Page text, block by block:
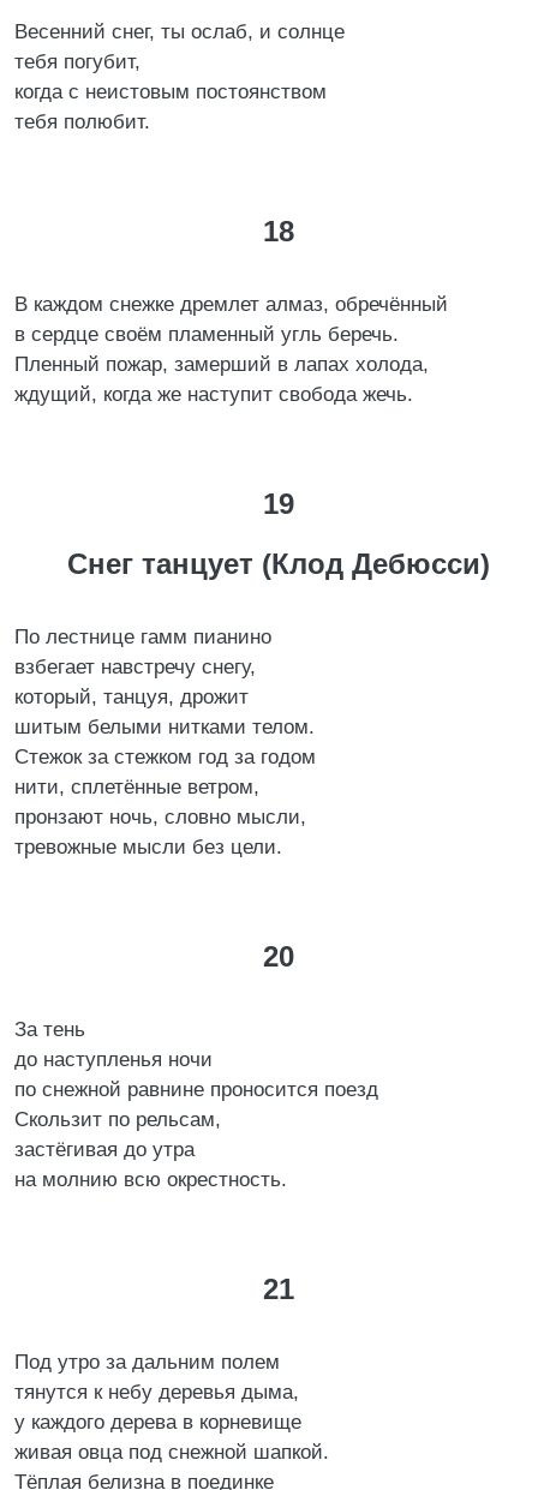
Весенний снег, ты ослаб, и солнце
тебя погубит,
когда с неистовым постоянством
тебя полюбит.
18
В каждом снежке дремлет алмаз, обречённый
в сердце своём пламенный угль беречь.
Пленный пожар, замерший в лапах холода,
ждущий, когда же наступит свобода жечь.
19
Снег танцует (Клод Дебюсси)
По лестнице гамм пианино
взбегает навстречу снегу,
который, танцуя, дрожит
шитым белыми нитками телом.
Стежок за стежком год за годом
нити, сплетённые ветром,
пронзают ночь, словно мысли,
тревожные мысли без цели.
20
За тень
до наступленья ночи
по снежной равнине проносится поезд
Скользит по рельсам,
застёгивая до утра
на молнию всю окрестность.
21
Под утро за дальним полем
тянутся к небу деревья дыма,
у каждого дерева в корневище
живая овца под снежной шапкой.
Тёплая белизна в поединке